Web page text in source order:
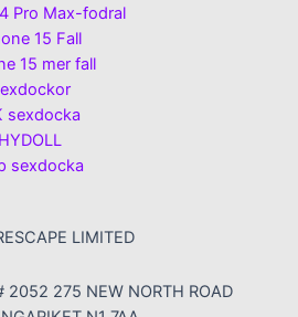
Pro Max-fodral
15 Fall
15 mer fall
sexdocka
HYDOLL
sexdocka
LIMITED
275 NEW NORTH ROAD